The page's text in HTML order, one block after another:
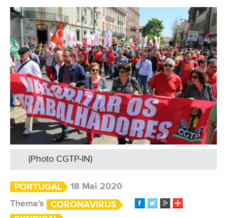
(Photo CGTP-IN)
PORTUGAL
18 Mai 2020
Thema's
CORONAVIRUS